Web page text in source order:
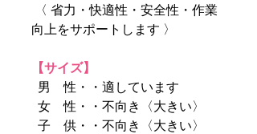
〈 省力・快適性・安全性・作業
向上をサポートします 〉
【サイズ】
男 性・・適しています
女 性・・不向き〈大きい〉
子 供・・不向き〈大きい〉